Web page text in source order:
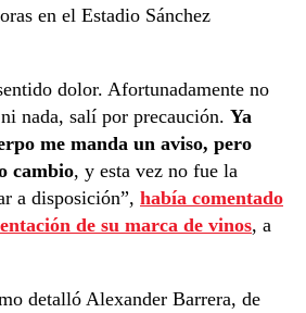
en el Estadio Sánchez
dolor. Afortunadamente no
nada, salí por precaución. Ya
me manda un aviso, pero
cambio, y esta vez no fue la
a disposición”, había comentado
de su marca de vinos, a
detalló Alexander Barrera, de